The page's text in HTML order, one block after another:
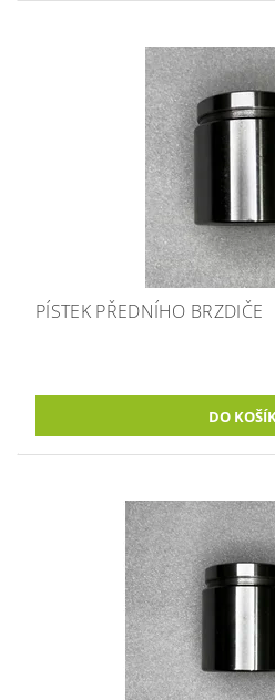
PÍSTEK PŘEDNÍHO BRZDIČE